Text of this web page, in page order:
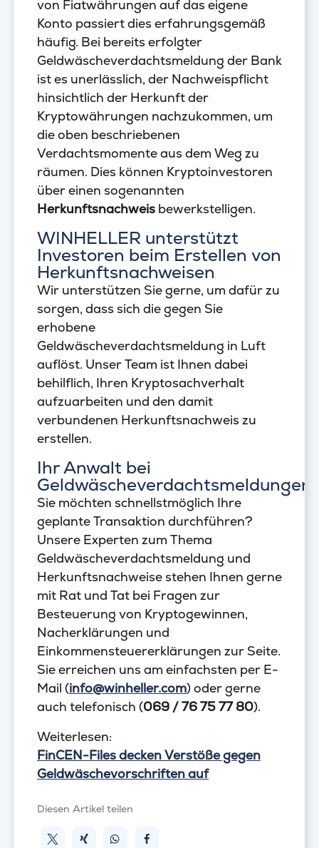
von Fiatwährungen auf das eigene
Konto passiert dies erfahrungsgemäß
häufig. Bei bereits erfolgter
Geldwäscheverdachtsmeldung der Bank
ist es unerlässlich, der Nachweispflicht
hinsichtlich der Herkunft der
Kryptowährungen nachzukommen, um
die oben beschriebenen
Verdachtsmomente aus dem Weg zu
räumen. Dies können Kryptoinvestoren
über einen sogenannten
Herkunftsnachweis bewerkstelligen.
WINHELLER unterstützt
Investoren beim Erstellen von
Herkunftsnachweisen
Wir unterstützen Sie gerne, um dafür zu
sorgen, dass sich die gegen Sie
erhobene
Geldwäscheverdachtsmeldung in Luft
auflöst. Unser Team ist Ihnen dabei
behilflich, Ihren Kryptosachverhalt
aufzuarbeiten und den damit
verbundenen Herkunftsnachweis zu
erstellen.
Ihr Anwalt bei
Geldwäscheverdachtsmeldungen
Sie möchten schnellstmöglich Ihre
geplante Transaktion durchführen?
Unsere Experten zum Thema
Geldwäscheverdachtsmeldung und
Herkunftsnachweise stehen Ihnen gerne
mit Rat und Tat bei Fragen zur
Besteuerung von Kryptogewinnen,
Nacherklärungen und
Einkommensteuererklärungen zur Seite.
Sie erreichen uns am einfachsten per E-
Mail (info@winheller.com) oder gerne
auch telefonisch (069 / 76 75 77 80).
Weiterlesen:
FinCEN-Files decken Verstöße gegen
Geldwäschevorschriften auf
Diesen Artikel teilen